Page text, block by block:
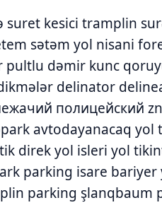
suret kesici tramplin
sətəm yol nisani
dəmir kunc
delinator
полицейский
avtodayanacaq yol
direk yol isleri yol
parking isare
parking şlanqbaum